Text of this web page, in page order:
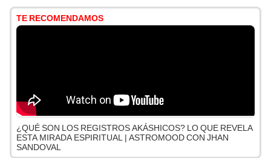
TE RECOMENDAMOS
¿QUÉ SON LOS REGISTROS AKÁSHICOS? LO QUE REVELA
ESTA MIRADA ESPIRITUAL | ASTROMOOD CON JHAN
SANDOVAL